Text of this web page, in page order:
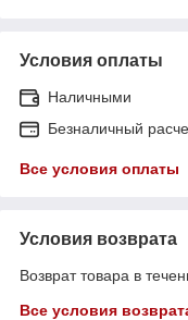
Условия оплаты
Наличными
Безналичный
Все условия оплаты
Условия возврата
Возврат товара в
Все условия